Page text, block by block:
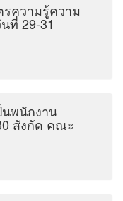
ความรู้ความ
ที่ 29-31
นพนักงาน
สังกัด คณะ